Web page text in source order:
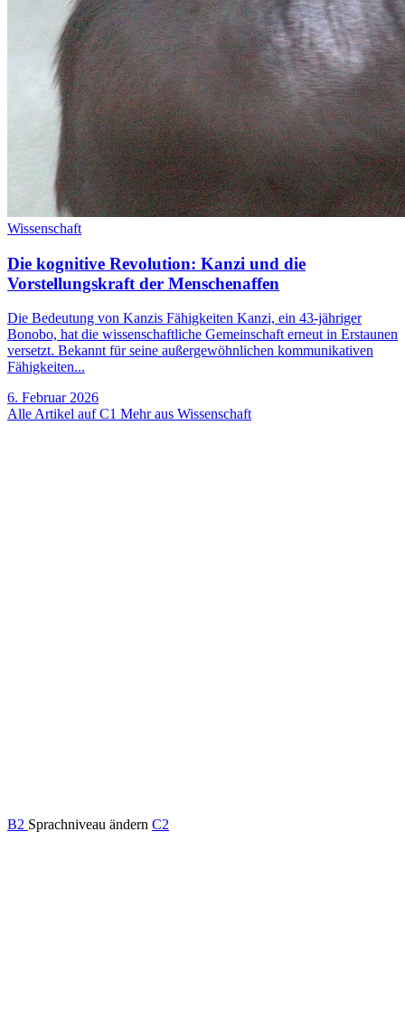
Wissenschaft
Die kognitive Revolution: Kanzi und die
Vorstellungskraft der Menschenaffen
Die Bedeutung von Kanzis Fähigkeiten Kanzi, ein 43-jähriger
Bonobo, hat die wissenschaftliche Gemeinschaft erneut in Erstaunen
versetzt. Bekannt für seine außergewöhnlichen kommunikativen
Fähigkeiten...
6. Februar 2026
Alle Artikel auf C1 Mehr aus Wissenschaft
B2 Sprachniveau ändern C2